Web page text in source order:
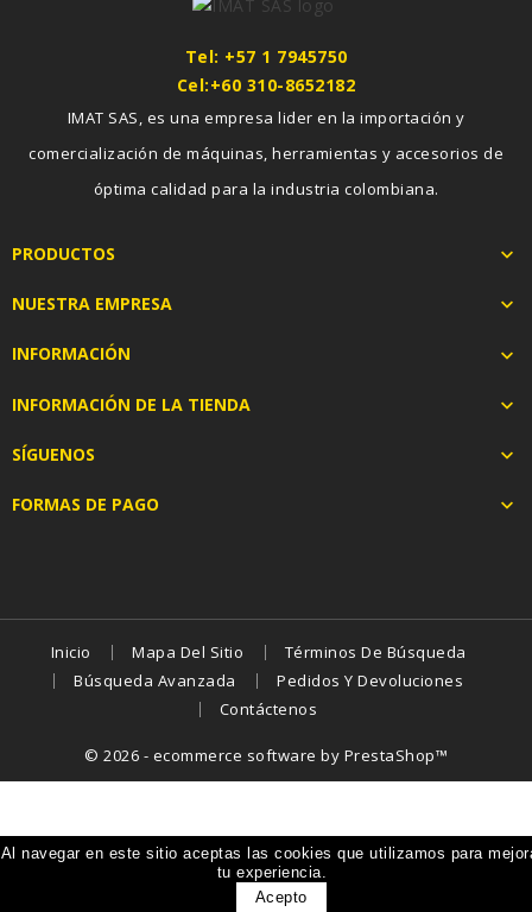
Tel: +57 1 7945750
Cel:+60 310-8652182
IMAT SAS, es una empresa lider en la importación y
comercialización de máquinas, herramientas y accesorios de
óptima calidad para la industria colombiana.
PRODUCTOS 
NUESTRA EMPRESA 
INFORMACIÓN 
INFORMACIÓN DE LA TIENDA 
SÍGUENOS 
FORMAS DE PAGO 
Al navegar en este sitio aceptas las cookies que utilizamos para
tu experiencia.
Acepto
Inicio Mapa Del Sitio
Términos De Búsqueda
Búsqueda Avanzada
Pedidos Y Devoluciones
Contáctenos
© 2026 - ecommerce software by PrestaShop™